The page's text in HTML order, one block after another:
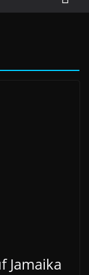
Jamaika